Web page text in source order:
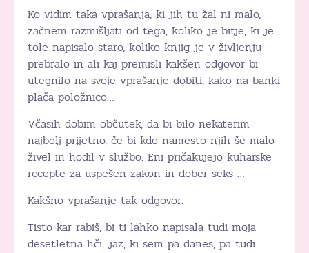
Ko vidim taka vprašanja, ki jih tu žal ni malo,
začnem razmišljati od tega, koliko je bitje, ki je
tole napisalo staro, koliko knjig je v življenju
prebralo in ali kaj premisli kakšen odgovor bi
utegnilo na svoje vprašanje dobiti, kako na banki
plača položnico…
Včasih dobim občutek, da bi bilo nekaterim
najbolj prijetno, če bi kdo namesto njih še malo
živel in hodil v službo. Eni pričakujejo kuharske
recepte za uspešen zakon in dober seks …
Kakšno vprašanje tak odgovor.
Tisto kar rabiš, bi ti lahko napisala tudi moja
desetletna hči, jaz, ki sem pa danes, pa tudi